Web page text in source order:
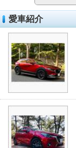
愛車紹介